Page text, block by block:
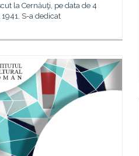
la Cernăuţi, pe data de 4
S-a dedicat